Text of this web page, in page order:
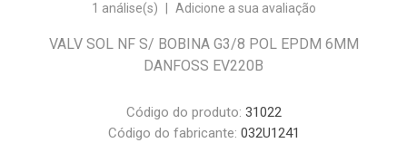
1 análise(s) Adicione a sua avaliação
VALV SOL NF S/ BOBINA G3/8 POL EPDM 6MM
DANFOSS EV220B
Código do produto: 31022
Código do fabricante: 032U1241